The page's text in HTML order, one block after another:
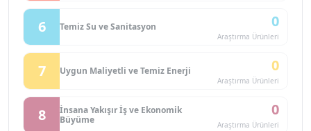
6 Temiz Su ve Sanitasyon 0
Araştırma Ürünleri
7 Uygun Maliyetli ve Temiz Enerji 0
Araştırma Ürünleri
8
İnsana Yakışır İş ve Ekonomik
Büyüme
0
Araştırma Ürünleri